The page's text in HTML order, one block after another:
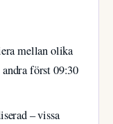
mellan olika
först 09:30
– vissa